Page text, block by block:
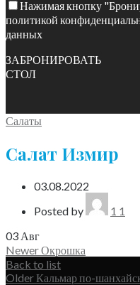
Нажимая кнопку
политикой
данных
ЗАБРОНИРОВАТЬ
СТОЛ
Салаты
Салат Измир
03.08.2022
Posted by
1 1
03 Авг
NewerОкрошка
Back to list
OlderКальмар по-